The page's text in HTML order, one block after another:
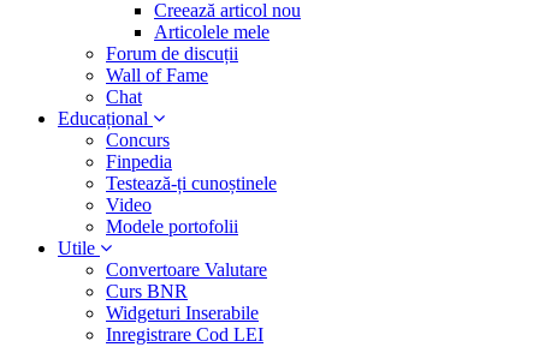
Creează articol nou
Articolele mele
Forum de discuții
Wall of Fame
Chat
Educațional
Concurs
Finpedia
Testează-ți cunoștinele
Video
Modele portofolii
Utile
Convertoare Valutare
Curs BNR
Widgeturi Inserabile
Inregistrare Cod LEI